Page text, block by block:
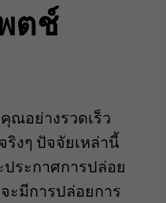
ตช์
ณอย่างรวดเร็ว
งๆ ปัจจัยเหล่านี้
ระกาศการปล่อย
ะมีการปล่อยการ